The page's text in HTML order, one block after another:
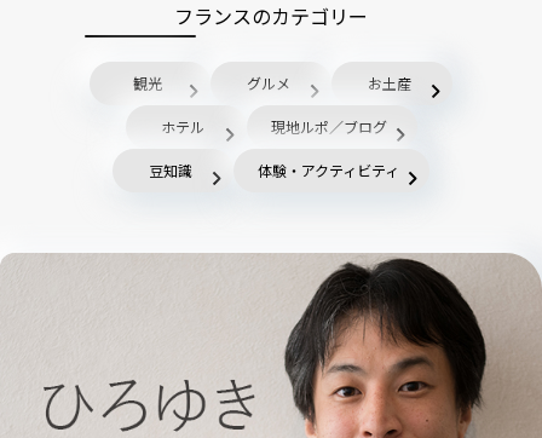
フランスのカテゴリー
観光 グルメ お土産
ホテル 現地ルポ／ブログ
豆知識 体験・アクティビティ